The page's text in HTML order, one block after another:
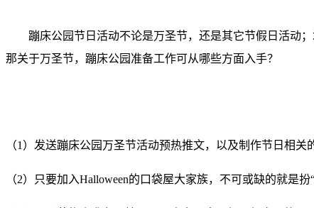
蹦床公园节日活动不论是万圣节，还是其它节假日活动
那关于万圣节，蹦床公园准备工作可从哪些方面入手？
（1）发送蹦床公园万圣节活动预热推文，以及制作节日相关
（2）只要加入Halloween的口袋屋大家族，不可或缺的就是